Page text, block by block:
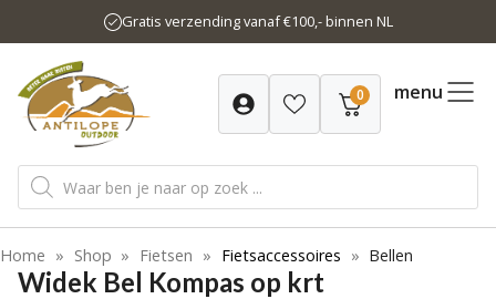
naar
inhoud
Gratis verzending vanaf €100,- binnen NL
0 menu
Producten
zoeken
Home » Shop » Fietsen » Fietsaccessoires » Bellen
Widek Bel Kompas op krt